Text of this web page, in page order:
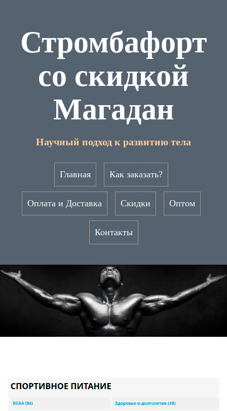
Стромбафорт
со скидкой
Магадан
Научный подход к развитию тела
Главная Как заказать?
Оплата и Доставка Скидки Оптом
Контакты